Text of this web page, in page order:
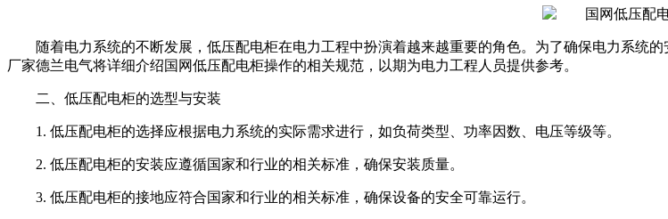
随着电力系统的不断发展，低压配电柜在电力工程中扮演着越来越重要的角色。为了确保电力系统
厂家德兰电气将详细介绍国网低压配电柜操作的相关规范，以期为电力工程人员提供参考。
二、低压配电柜的选型与安装
1. 低压配电柜的选择应根据电力系统的实际需求进行，如负荷类型、功率因数、电压等级等。
2. 低压配电柜的安装应遵循国家和行业的相关标准，确保安装质量。
3. 低压配电柜的接地应符合国家和行业的相关标准，确保设备的安全可靠运行。